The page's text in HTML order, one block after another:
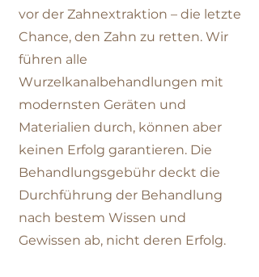
vor der Zahnextraktion – die letzte
Chance, den Zahn zu retten. Wir
führen alle
Wurzelkanalbehandlungen mit
modernsten Geräten und
Materialien durch, können aber
keinen Erfolg garantieren. Die
Behandlungsgebühr deckt die
Durchführung der Behandlung
nach bestem Wissen und
Gewissen ab, nicht deren Erfolg.